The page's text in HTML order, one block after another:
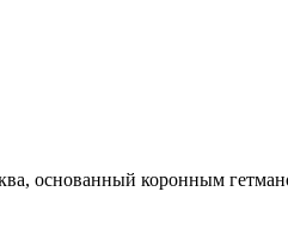
основанный коронным